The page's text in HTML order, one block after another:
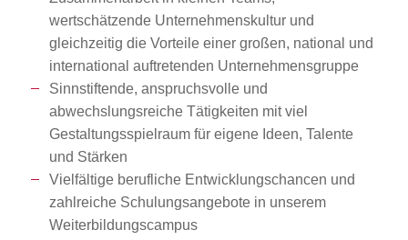
wertschätzende Unternehmenskultur und
gleichzeitig die Vorteile einer großen, national und
international auftretenden Unternehmensgruppe
Sinnstiftende, anspruchsvolle und
abwechslungsreiche Tätigkeiten mit viel
Gestaltungsspielraum für eigene Ideen, Talente
und Stärken
Vielfältige berufliche Entwicklungschancen und
zahlreiche Schulungsangebote in unserem
Weiterbildungscampus